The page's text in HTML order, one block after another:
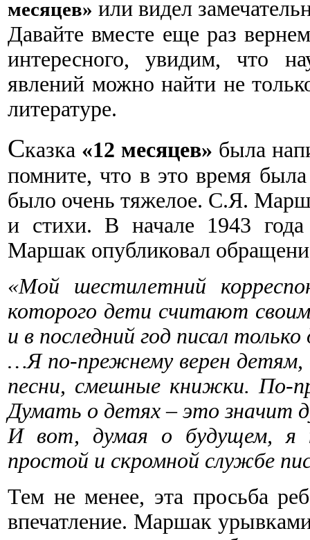
месяцев» или видел
Давайте вместе еще раз
интересного, увидим, что
явлений можно найти не
литературе.
Сказка «12 месяцев» была
помните, что в это время
было очень тяжелое. С.Я.
и стихи. В начале 1943 года
Маршак опубликовал
«Мой шестилетний
которого дети считают
и в последний год писал
…Я по-прежнему верен детям,
песни, смешные книжки. По-
Думать о детях – это значит
И вот, думая о будущем, я
простой и скромной службе
Тем не менее, эта просьба
впечатление. Маршак